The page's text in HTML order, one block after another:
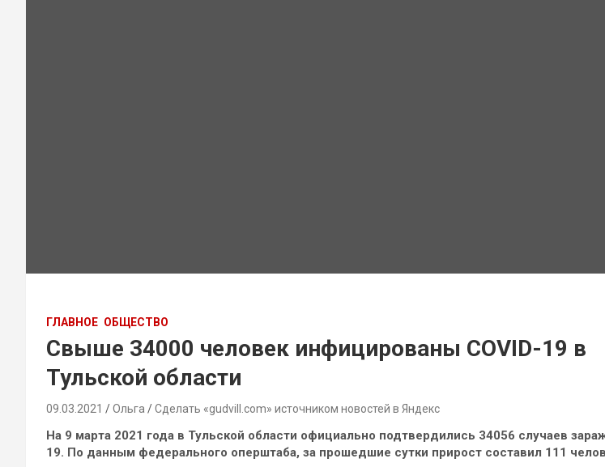
ГЛАВНОЕ ОБЩЕСТВО
Свыше 34000 человек инфицированы COVID-19 в
Тульской области
09.03.2021 Ольга Сделать «gudvill.com» источником новостей в Яндекс
На 9 марта 2021 года в Тульской области официально подтвердились 34056 случаев
19. По данным федерального оперштаба, за прошедшие сутки прирост составил 111